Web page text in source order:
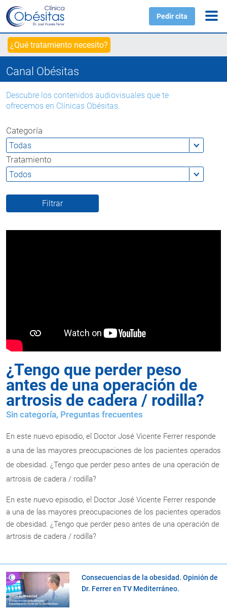
Pedir cita
¿Qué tratamiento necesito?
Canal Obésitas
Descubre los contenidos audiovisuales que te
ofrecemos en Clínicas Obésitas.
Categoría
Tratamiento
¿Tengo que perder peso
antes de una operación de
artrosis de cadera / rodilla?
Sin categoría, Preguntas frecuentes
En este nuevo episodio, el Doctor José Vicente Ferrer responde
a una de las mayores preocupaciones de los pacientes operados
de obesidad. ¿Tengo que perder peso antes de una operación de
artrosis de cadera / rodilla?
En este nuevo episodio, el Doctor José Vicente Ferrer responde
a una de las mayores preocupaciones de los pacientes operados
de obesidad. ¿Tengo que perder peso antes de una operación de
artrosis de cadera / rodilla?
Consecuencias de la obesidad. Opinión de
Dr. Ferrer en TV Mediterráneo.